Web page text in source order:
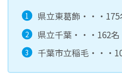
県立東葛飾・・・175
県立千葉・・・162名
千葉市立稲毛・・・